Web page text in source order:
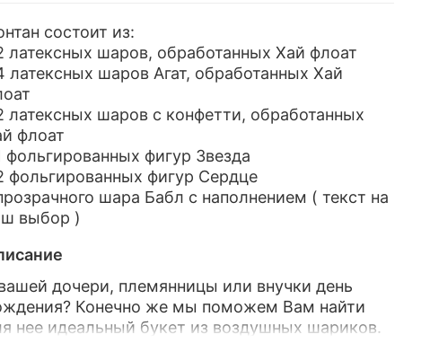
состоит из:
латексных шаров, обработанных Хай флоат
латексных шаров Агат, обработанных Хай
латексных шаров с конфетти, обработанных
флоат
фольгированных фигур Звезда
фольгированных фигур Сердце
шара Бабл с наполнением ( текст на
выбор )
дочери, племянницы или внучки день
Конечно же мы поможем Вам найти
нее идеальный букет из воздушных шариков.
абсолютно, уверены в том, что малышка